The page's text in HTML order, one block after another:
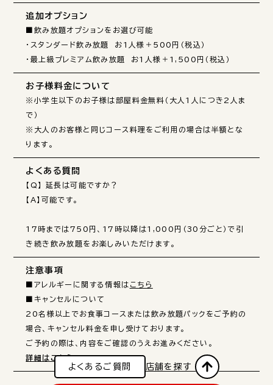
追加オプション
■飲み放題オプションをお選び可能
・スタンダード飲み放題　お1人様＋500円（税込）
・最上級プレミアム飲み放題　お1人様＋1,500円（税込）
お子様料金について
※小学生以下のお子様は部屋料金無料（大人1人につき2人ま
で）
※大人のお客様と同じコース料理をご利用の場合は半額とな
ります。
よくある質問
【Q】 延長は可能ですか？
【A】可能です。
17時までは750円、17時以降は1,000円（30分ごと）で引
き続き飲み放題をお楽しみいただけます。
注意事項
■アレルギーに関する情報は こちら
■キャンセルについて
20名様以上でお食事コースまたは飲み放題パックをご予約の
場合、キャンセル料金を申し受けております。
詳細はこちら
よくあるご質問 店舗を探す